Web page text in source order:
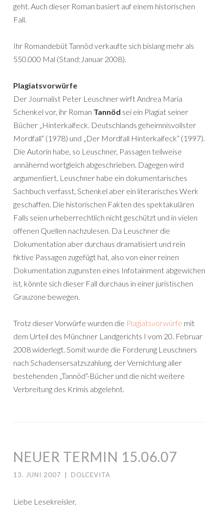
geht. Auch dieser Roman basiert auf einem historischen
Fall.
Ihr Romandebüt Tannöd verkaufte sich bislang mehr als
550.000 Mal (Stand:Januar 2008).
Plagiatsvorwürfe
Der Journalist Peter Leuschner wirft Andrea Maria
Schenkel vor, ihr Roman Tannöd sei ein Plagiat seiner
Bücher „Hinterkaifeck. Deutschlands geheimnisvollster
Mordfall“ (1978) und „Der Mordfall Hinterkaifeck“ (1997).
Die Autorin habe, so Leuschner, Passagen teilweise
annähernd wortgleich abgeschrieben. Dagegen wird
argumentiert, Leuschner habe ein dokumentarisches
Sachbuch verfasst, Schenkel aber ein literarisches Werk
geschaffen. Die historischen Fakten des spektakulären
Falls seien urheberrechtlich nicht geschützt und in vielen
offenen Quellen nachzulesen. Da Leuschner die
Dokumentation aber durchaus dramatisiert und rein
fiktive Passagen zugefügt hat, also von einer reinen
Dokumentation zugunsten eines Infotainment abgewichen
ist, könnte sich dieser Fall durchaus in einer juristischen
Grauzone bewegen.
Trotz dieser Vorwürfe wurden die Plagiatsvorwürfe mit
dem Urteil des Münchner Landgerichts I vom 20. Februar
2008 widerlegt. Somit wurde die Forderung Leuschners
nach Schadensersatzszahlung, der Vernichtung aller
bestehenden „Tannöd“-Bücher und die nicht weitere
Verbreitung des Krimis abgelehnt.
NEUER TERMIN 15.06.07
13. JUNI 2007 DOLCEVITA
Liebe Lesekreisler,